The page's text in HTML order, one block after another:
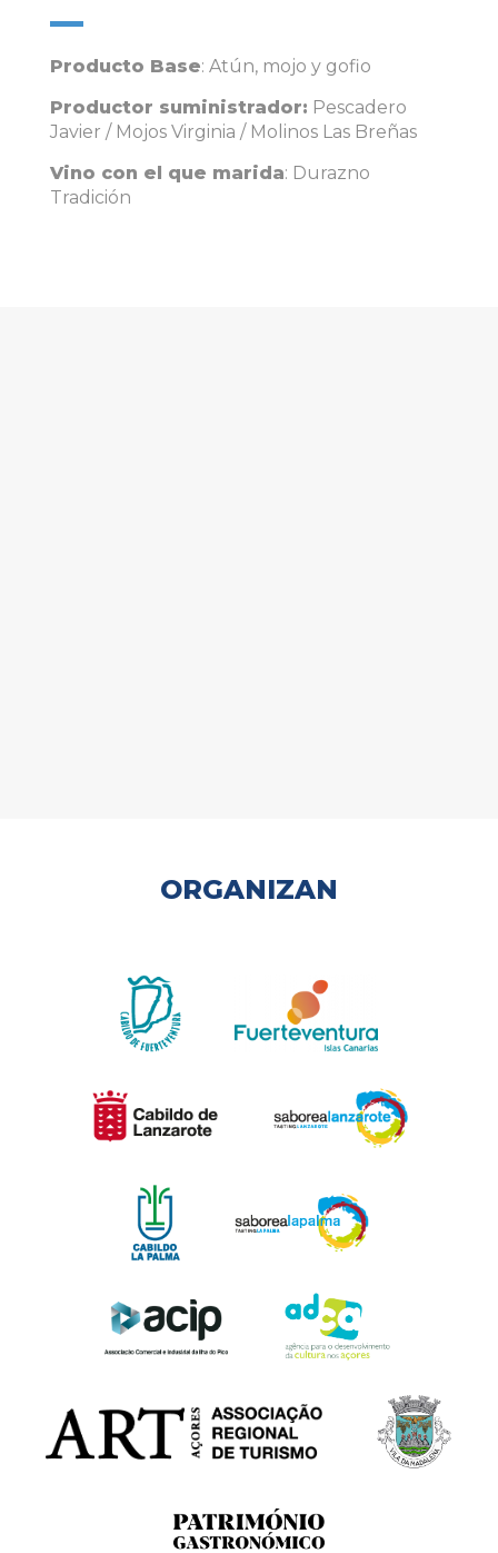
Producto Base: Atún, mojo y gofio
Productor suministrador: Pescadero
Javier / Mojos Virginia / Molinos Las Breñas
Vino con el que marida: Durazno
Tradición
ORGANIZAN